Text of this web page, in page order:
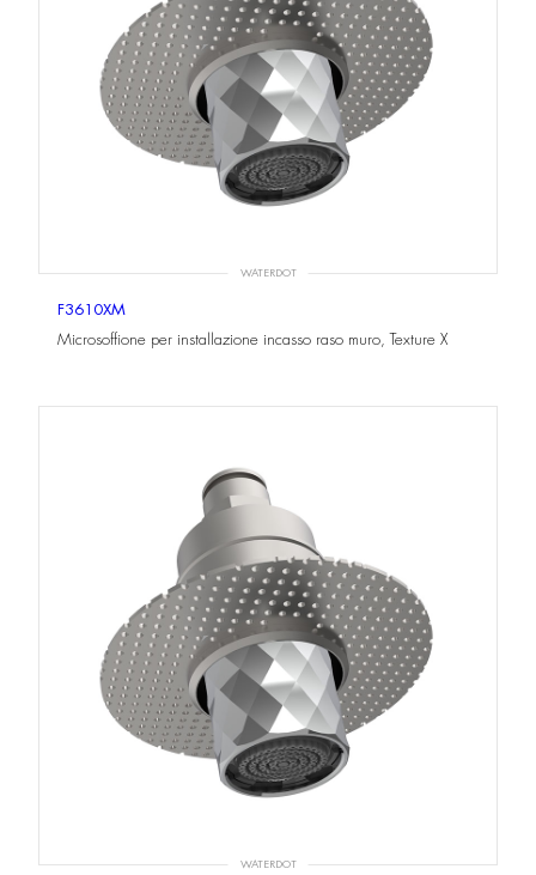
WATERDOT
F3610XM
Microsoffione per installazione incasso raso muro, Texture X
WATERDOT